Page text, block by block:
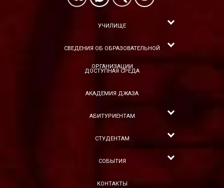
УЧИЛИЩЕ
СВЕДЕНИЯ ОБ ОБРАЗОВАТЕЛЬНОЙ
ОРГАНИЗАЦИИ
ДОСТУПНАЯ СРЕДА
АКАДЕМИЯ ДЖАЗА
АБИТУРИЕНТАМ
СТУДЕНТАМ
СОБЫТИЯ
КОНТАКТЫ